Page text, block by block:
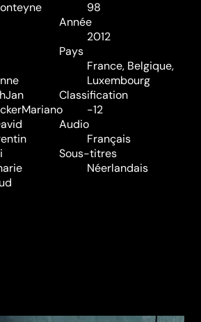
Jan
Mariano
98
Année
2012
Pays
France, Belgique,
Luxembourg
Classification
-12
Audio
Français
Sous-titres
Néerlandais